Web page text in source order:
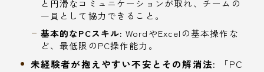
と円滑なコミュニケーションが取れ、チームの
一員として協力できること。
基本的なPCスキル: WordやExcelの基本操作な
ど、最低限のPC操作能力。
未経験者が抱えやすい不安とその解消法:
「PC